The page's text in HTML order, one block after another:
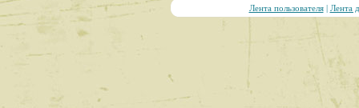
Лента пользователя| Лента